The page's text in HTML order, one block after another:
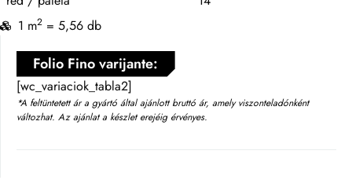
1 m2= 5,56 db
Folio Fino varijante:
[wc_variaciok_tabla2]
*A feltüntetett ár a gyártó által ajánlott bruttó ár, amely viszonteladónként
változhat. Az ajánlat a készlet erejéig érvényes.